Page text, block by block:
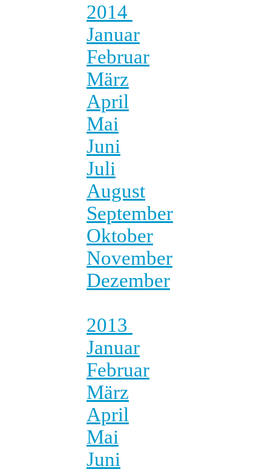
2014
Januar
Februar
März
April
Mai
Juni
Juli
August
September
Oktober
November
Dezember
2013
Januar
Februar
März
April
Mai
Juni